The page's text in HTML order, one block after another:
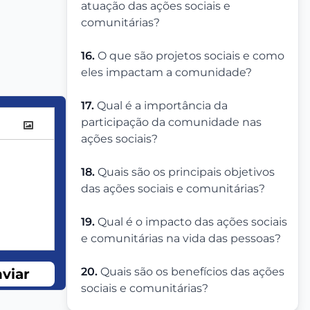
atuação das ações sociais e
comunitárias?
16. O que são projetos sociais e como
eles impactam a comunidade?
17. Qual é a importância da
participação da comunidade nas
ações sociais?
18. Quais são os principais objetivos
das ações sociais e comunitárias?
19. Qual é o impacto das ações sociais
e comunitárias na vida das pessoas?
20. Quais são os benefícios das ações
sociais e comunitárias?